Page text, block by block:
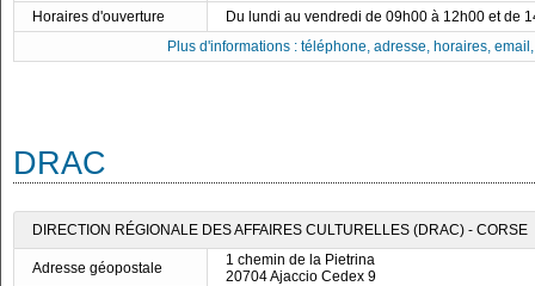
Horaires d'ouverture
Du lundi au vendredi de 09h00 à 12h00 et de
Plus d'informations : téléphone, adresse, horaires,
DRAC
DIRECTION RÉGIONALE DES AFFAIRES CULTURELLES (DRAC) - CORSE
Adresse géopostale
1 chemin de la Pietrina
20704 Ajaccio Cedex 9